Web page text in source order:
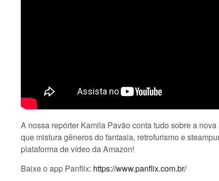
A nossa repórter Kamila Pavão conta tudo sobre a
que mistura gêneros do fantasia, retrofurismo e
plataforma de vídeo da Amazon!
Baixe o app Panflix: https://www.panflix.com.br/